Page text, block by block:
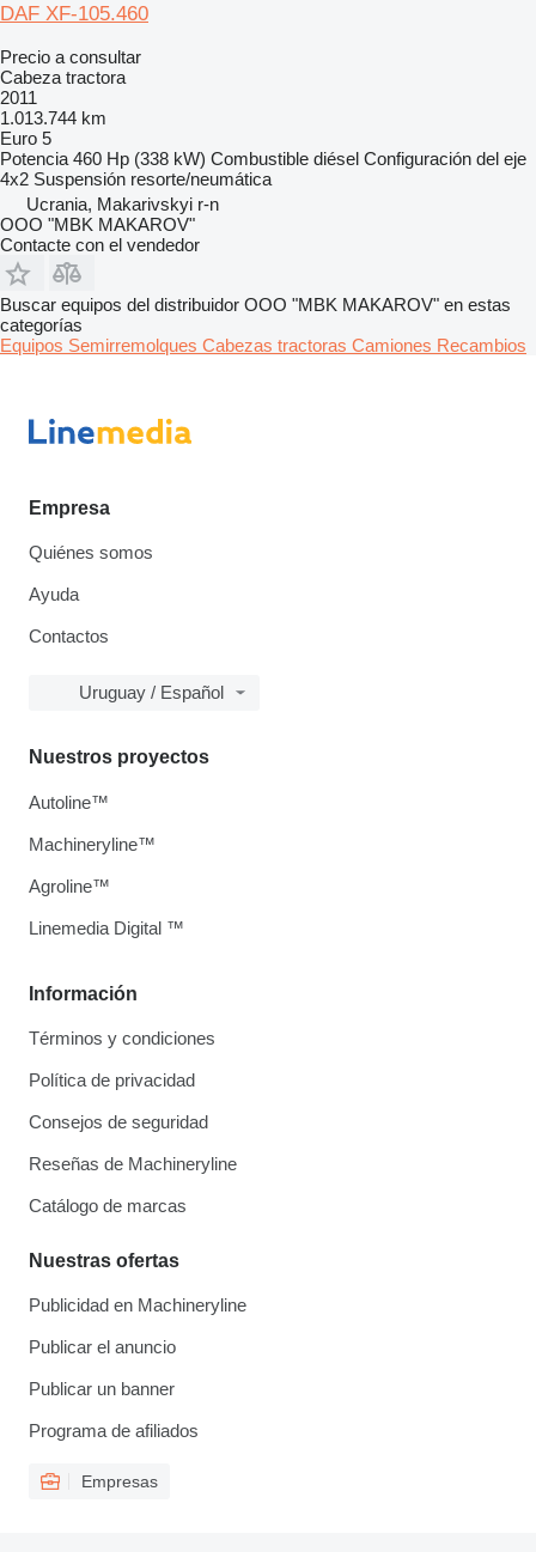
DAF XF-105.460
Precio a consultar
Cabeza tractora
2011
1.013.744 km
Euro 5
Potencia 460 Hp (338 kW) Combustible diésel Configuración del eje
4x2 Suspensión resorte/neumática
Ucrania, Makarivskyi r-n
OOO "MBK MAKAROV"
Contacte con el vendedor
Buscar equipos del distribuidor OOO "MBK MAKAROV" en estas
categorías
Equipos Semirremolques Cabezas tractoras Camiones Recambios
Empresa
Quiénes somos
Ayuda
Contactos
Uruguay / Español
Información
Términos y condiciones
Política de privacidad
Consejos de seguridad
Reseñas de Machineryline
Catálogo de marcas
Nuestras ofertas
Publicidad en Machineryline
Publicar el anuncio
Publicar un banner
Programa de afiliados
Empresas
Nuestros proyectos
Autoline™
Machineryline™
Agroline™
Linemedia Digital ™